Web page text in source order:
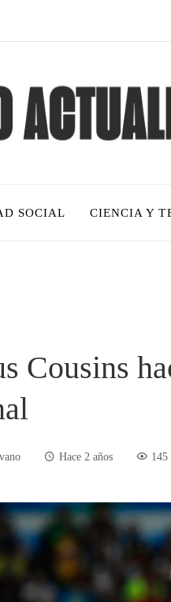
SOCIAL CIENCIA Y
Cousins
Hace 2 años 145